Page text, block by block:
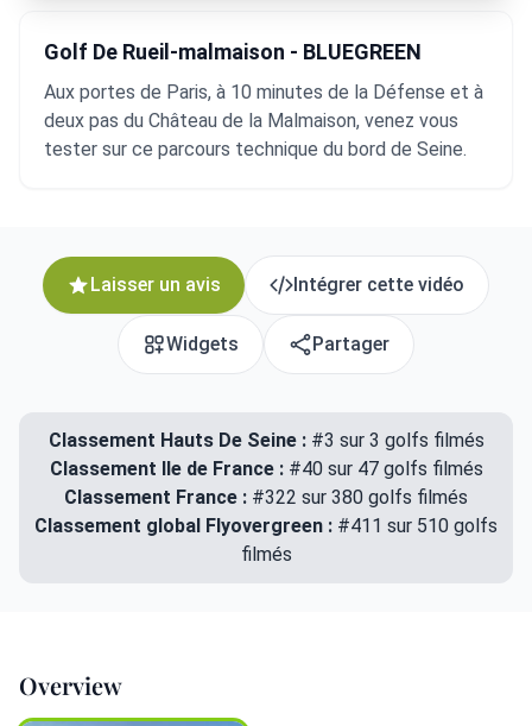
Golf De Rueil-malmaison - BLUEGREEN
Aux portes de Paris, à 10 minutes de la Défense et à
deux pas du Château de la Malmaison, venez vous
tester sur ce parcours technique du bord de Seine.
Laisser un avis Intégrer cette vidéo
Widgets Partager
Classement Hauts De Seine :#3 sur 3 golfs filmés
Classement Ile de France : #40 sur 47 golfs filmés
Classement France : #322 sur 380 golfs filmés
Classement global Flyovergreen : #411 sur 510 golfs
filmés
Overview